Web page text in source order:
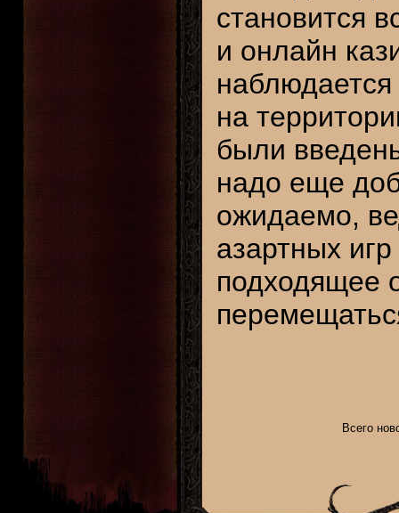
становится
и онлайн
на
были
надо еще
ожидаемо,
азартных
подходящее
Всего